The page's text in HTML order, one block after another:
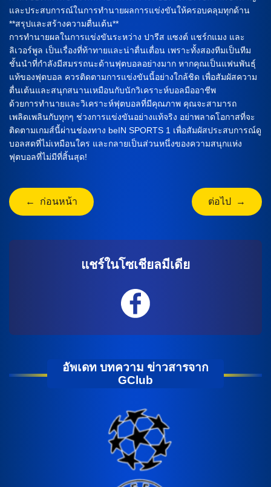
และประสบการณ์ในการทำนายผลการแข่งขันให้ครอบคลุมทุกด้าน
**สรุปและสร้างความตื่นเต้น**
การทำนายผลในการแข่งขันระหว่าง ปารีส แซงต์ แชร์กแมง และ
ลิเวอร์พูล เป็นเรื่องที่ท้าทายและน่าตื่นเตื่อน เพราะทั้งสองทีมเป็นทีม
ชั้นนำที่กำลังมีสมรรถนะด้านฟุตบอลอย่างมาก หากคุณเป็นแฟนพันธุ์
แท้ของฟุตบอล ควรติดตามการแข่งขันนี้อย่างใกล้ชิด เพื่อสัมผัสความ
ตื่นเต้นและสนุกสนานเหมือนกับนักวิเคราะห์บอลมืออาชีพ
ด้วยการทำนายและวิเคราะห์ฟุตบอลที่มีคุณภาพ คุณจะสามารถ
เพลิดเพลินกับทุกๆ ช่วงการแข่งขันอย่างแท้จริง อย่าพลาดโอกาสที่จะ
ติดตามเกมส์นี้ผ่านช่องทาง beIN SPORTS 1 เพื่อสัมผัสประสบการณ์ดู
บอลสดที่ไม่เหมือนใคร และกลายเป็นส่วนหนึ่งของความสนุกแห่ง
ฟุตบอลที่ไม่มีที่สิ้นสุด!
← ก่อนหน้า ต่อไป →
แชร์ในโซเชียลมีเดีย
อัพเดท บทความ ข่าวสารจาก
GClub